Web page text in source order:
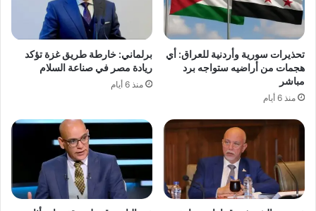
تحذيرات سورية وأردنية للعراق: أي
هجمات من أراضيه ستواجه برد
مباشر
منذ 6 أيام
برلماني: خارطة طريق غزة تؤكد
ريادة مصر في صناعة السلام
منذ 6 أيام